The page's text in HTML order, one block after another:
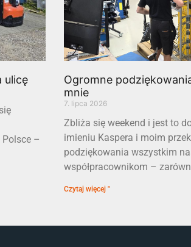
ulicę
–
Ogromne
mnie
7. lipca 2026
Zbliża się weekend i jest to
imieniu Kaspera i moim
podziękowania wszystkim
współpracownikom –
Czytaj więcej "